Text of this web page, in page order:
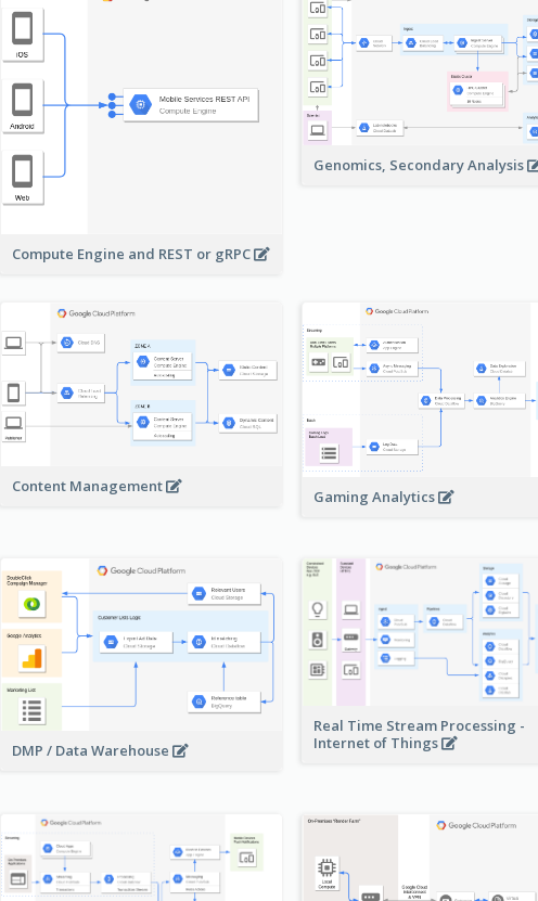
Compute Engine and REST or gRPC
Genomics, Secondary Analysis
Content Management
Gaming Analytics
DMP / Data Warehouse
Real Time Stream Processing -
Internet of Things